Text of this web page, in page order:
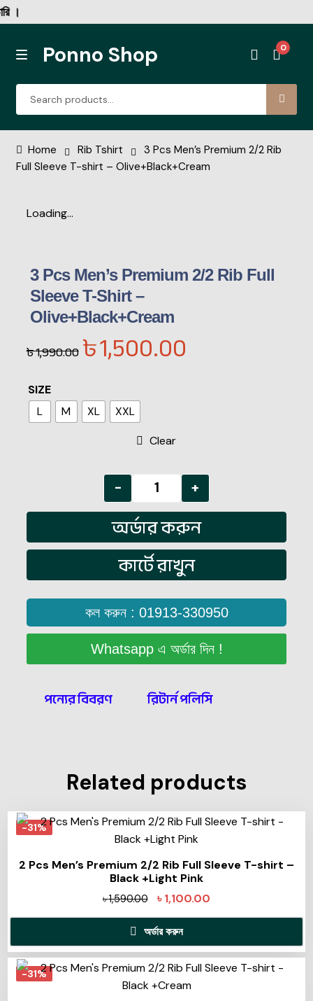
Ponno Shop 0
Denim Single Pocket Coller Shirt
Print Half Sleeve
Home Rib Tshirt
3 Pcs Men’s Premium 2/2 Rib
Full Sleeve T-shirt – Olive+Black+Cream
Loading...
3 Pcs Men’s Premium 2/2 Rib Full
Sleeve T-Shirt –
Olive+Black+Cream
৳1,990.00৳1,500.00
SIZE
L
M XL
XXL
Clear
- +
অর্ডার করুন
কার্টে রাখুন
কল করুন : 01913-330950
Whatsapp এ অর্ডার দিন !
পন্যের বিবরণ রিটার্ন পলিসি
Related products
-31%
2 Pcs Men’s Premium 2/2 Rib Full Sleeve T-shirt –
Black +Light Pink
৳1,590.00 ৳1,100.00
অর্ডার করুন
-31%